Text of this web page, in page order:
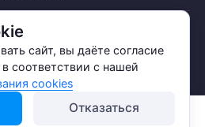
сайт, вы даёте согласие
соответствии с нашей
cookies
Отказаться
2026
куки